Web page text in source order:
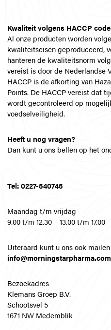
Kwaliteit volgens HACCP code
Al onze producten worden
kwaliteitseisen geproduceerd,
hanteren de kwaliteitsnorm
vereist is door de Nederlandse
HACCP is de afkorting van
Points. De HACCP vereist dat
wordt gecontroleerd op
voedselveiligheid.
Heeft u nog vragen?
Dan kunt u ons bellen op het
Tel: 0227-540745
Maandag t/m vrijdag
9.00 t/m 12.30 – 13.00 t/m 17.00
Uiteraard kunt u ons ook
info@morningstarpharma.com
Bezoekadres
Klemans Groep B.V.
Schootsvel 5
1671 NW Medemblik